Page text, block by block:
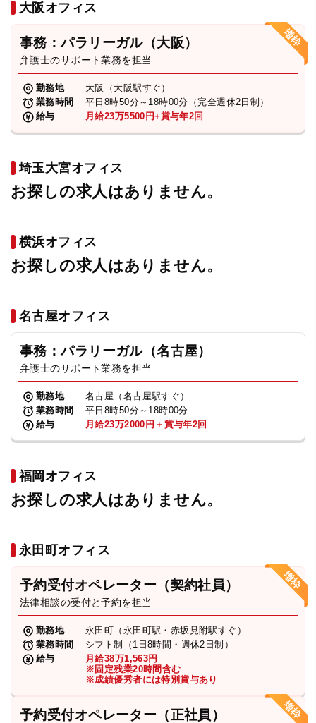
大阪オフィス
事務：パラリーガル（大阪）
弁護士のサポート業務を担当
勤務地
大阪（大阪駅すぐ）
業務時間
平日8時50分～18時00分（完全週休2日制）
給与
月給23万5500円+賞与年2回
埼玉大宮オフィス
お探しの求人はありません。
横浜オフィス
お探しの求人はありません。
名古屋オフィス
事務：パラリーガル（名古屋）
弁護士のサポート業務を担当
勤務地
名古屋（名古屋駅すぐ）
業務時間
平日8時50分～18時00分
給与
月給23万2000円＋賞与年2回
福岡オフィス
お探しの求人はありません。
永田町オフィス
予約受付オペレーター（契約社員）
法律相談の受付と予約を担当
勤務地
永田町（永田町駅・赤坂見附駅すぐ）
業務時間
シフト制（1日8時間・週休2日制）
給与
月給38万1,563円
※固定残業20時間含む
※成績優秀者には特別賞与あり
予約受付オペレーター（正社員）